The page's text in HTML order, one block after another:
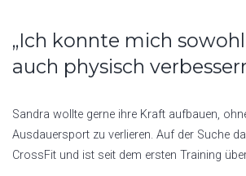
„Ich konnte mich
auch physisch
Sandra wollte gerne ihre Kraft aufbauen,
Ausdauersport zu verlieren. Auf der Suche
CrossFit und ist seit dem ersten Training